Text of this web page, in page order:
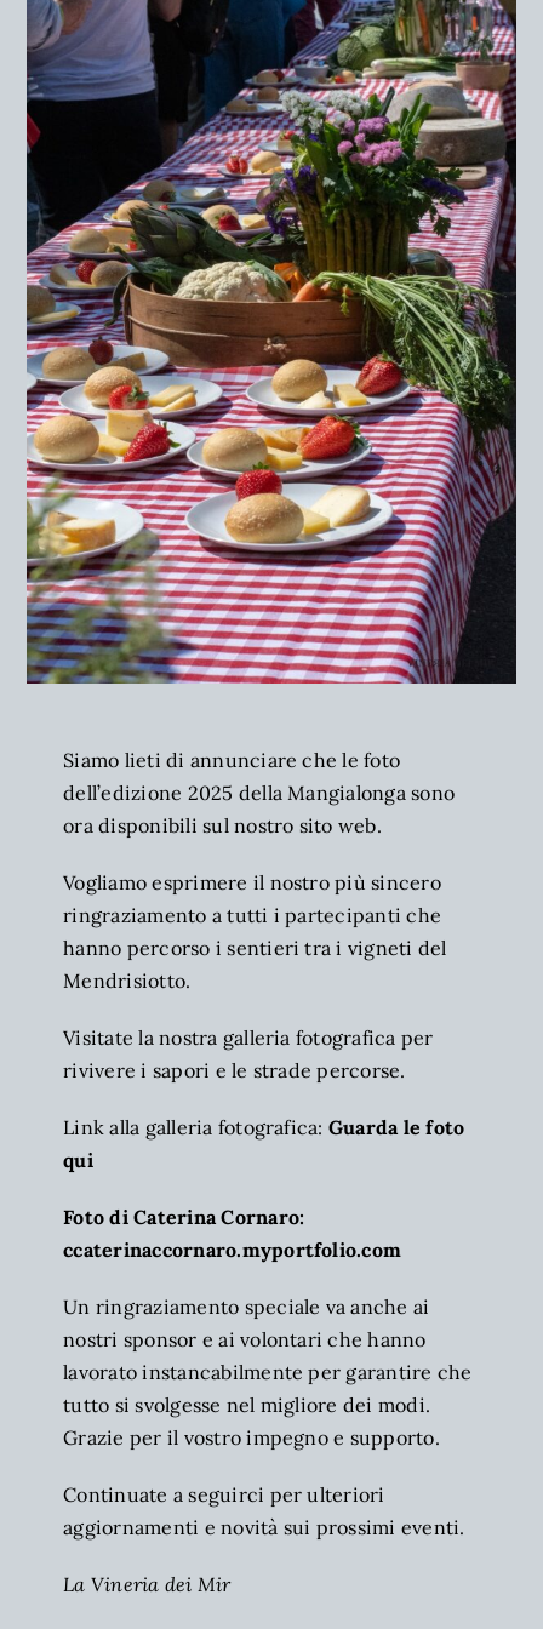
Siamo lieti di annunciare che le foto
dell’edizione 2025 della Mangialonga sono
ora disponibili sul nostro sito web.
Vogliamo esprimere il nostro più sincero
ringraziamento a tutti i partecipanti che
hanno percorso i sentieri tra i vigneti del
Mendrisiotto.
Visitate la nostra galleria fotografica per
rivivere i sapori e le strade percorse.
Link alla galleria fotografica: Guarda le foto
qui
Foto di Caterina Cornaro:
ccaterinaccornaro.myportfolio.com
Un ringraziamento speciale va anche ai
nostri sponsor e ai volontari che hanno
lavorato instancabilmente per garantire che
tutto si svolgesse nel migliore dei modi.
Grazie per il vostro impegno e supporto.
Continuate a seguirci per ulteriori
aggiornamenti e novità sui prossimi eventi.
La Vineria dei Mir